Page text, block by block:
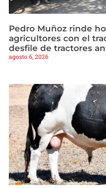
Pedro Muñoz rinde
agricultores con el
desfile de tractores
agosto 6, 2026